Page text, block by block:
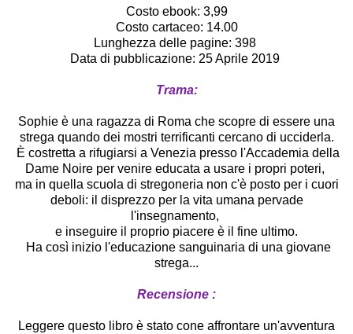
Costo ebook: 3,99
Costo cartaceo: 14.00
Lunghezza delle pagine: 398
Data di pubblicazione: 25 Aprile 2019
Trama:
Sophie è una ragazza di Roma che scopre di essere una
strega quando dei mostri terrificanti cercano di ucciderla.
È costretta a rifugiarsi a Venezia presso l'Accademia della
Dame Noire per venire educata a usare i propri poteri,
ma in quella scuola di stregoneria non c'è posto per i cuori
deboli: il disprezzo per la vita umana pervade
l'insegnamento,
e inseguire il proprio piacere è il fine ultimo.
Ha così inizio l'educazione sanguinaria di una giovane
strega...
Recensione :
Leggere questo libro è stato cone affrontare un'avventura